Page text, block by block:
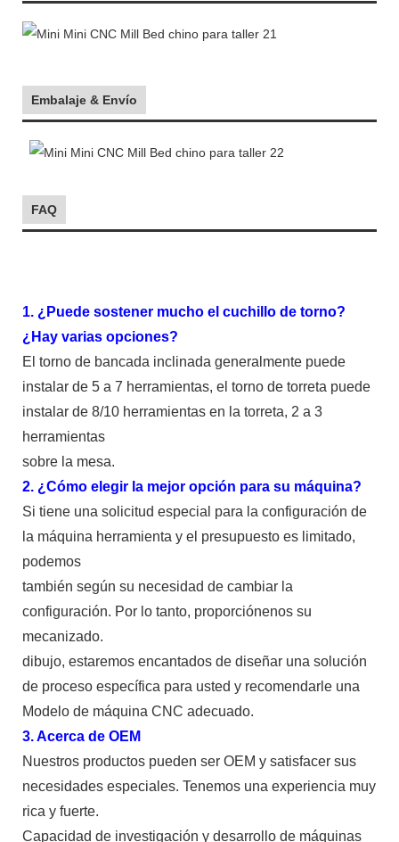
Embalaje & Envío
FAQ
1. ¿Puede sostener mucho el cuchillo de torno?
¿Hay varias opciones?
El torno de bancada inclinada generalmente puede
instalar de 5 a 7 herramientas, el torno de torreta puede
instalar de 8/10 herramientas en la torreta, 2 a 3
herramientas
sobre la mesa.
2. ¿Cómo elegir la mejor opción para su máquina?
Si tiene una solicitud especial para la configuración de
la máquina herramienta y el presupuesto es limitado,
podemos
también según su necesidad de cambiar la
configuración. Por lo tanto, proporciónenos su
mecanizado.
dibujo, estaremos encantados de diseñar una solución
de proceso específica para usted y recomendarle una
Modelo de máquina CNC adecuado.
3. Acerca de OEM
Nuestros productos pueden ser OEM y satisfacer sus
necesidades especiales. Tenemos una experiencia muy
rica y fuerte.
Capacidad de investigación y desarrollo de máquinas